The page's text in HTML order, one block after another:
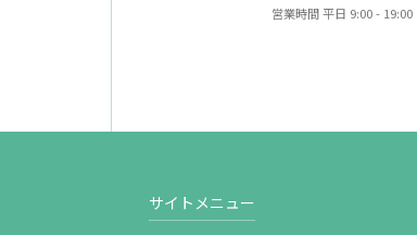
営業時間 平日 9:00 - 19:00
サイトメニュー